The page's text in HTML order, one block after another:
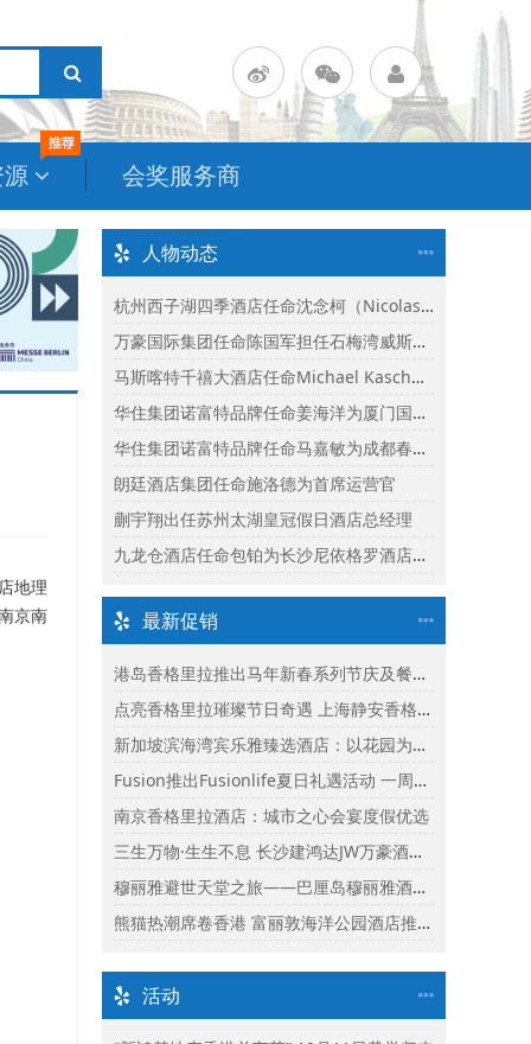
会奖服务商
地理
京南
人物动态
杭州西子湖四季酒店任命沈念柯（Nicolas Senes）为酒店总经理
万豪国际集团任命陈国军担任石梅湾威斯汀度假酒店总经理
马斯喀特千禧大酒店任命Michael Kasch为酒店总经理
华住集团诺富特品牌任命姜海洋为厦门国际会议中心诺富特酒店总经理
华住集团诺富特品牌任命马嘉敏为成都春熙路诺富特酒店总经理
朗廷酒店集团任命施洛德为首席运营官
蒯宇翔出任苏州太湖皇冠假日酒店总经理
九龙仓酒店任命包铂为长沙尼依格罗酒店及长沙玛珂酒店区域总经理
最新促销
港岛香格里拉推出马年新春系列节庆及餐饮体验
点亮香格里拉璀璨节日奇遇 上海静安香格里拉推出缤纷献礼
新加坡滨海湾宾乐雅臻选酒店：以花园为幕，共庆新加坡60周年国庆盛宴
Fusion推出Fusionlife夏日礼遇活动 一周年志庆呈献迎新独家假期奖赏
南京香格里拉酒店：城市之心会宴度假优选
三生万物·生生不息 长沙建鸿达JW万豪酒店×Ralph Lauren Polo Earth开启可持续生活旅行美学
穆丽雅避世天堂之旅——巴厘岛穆丽雅酒店独家延住礼遇
熊猫热潮席卷香港 富丽敦海洋公园酒店推出“亲亲大熊猫住宿体验”
活动